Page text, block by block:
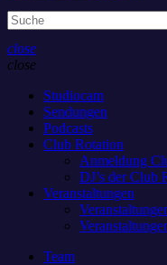
close
close
Studiocam
Sendungen
Podcasts
Club Rotation
Anmeldung
DJ’s der Club
Veranstaltungen
Team